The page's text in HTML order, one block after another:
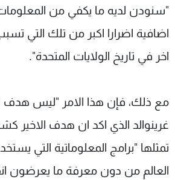
"سنودن لديه ما يكفي من
اضافية اضرارا اكبر من تلك التي
اخر في تاريخ الولايات المتحدة".
مع ذلك، فإن هذا الامر "ليس
غرينوالد الذي اكد ان هدف الاخير
تمثلها "برامج المعلوماتية التي
العالم من دون معرفة ما يعرضون